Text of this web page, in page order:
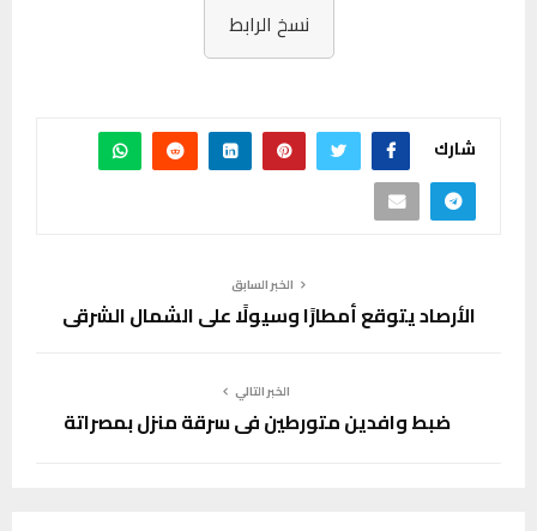
نسخ الرابط
شارك
الخبر السابق
الأرصاد يتوقع أمطارًا وسيولًا على الشمال الشرقي
الخبر التالي
ضبط وافدين متورطين في سرقة منزل بمصراتة